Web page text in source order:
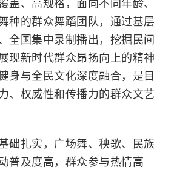
盖、高规格，面向不同年龄、
种的群众舞蹈团队，通过基层
全国集中录制播出，挖掘民间
现新时代群众昂扬向上的精神
身与全民文化深度融合，是目
、权威性和传播力的群众文艺
础扎实，广场舞、秧歌、民族
普及度高，群众参与热情高